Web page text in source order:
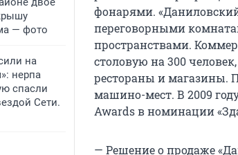
— фото
на
нерпа
спасли
Сети.
фонарями.
переговорными
пространствами.
столовую на 300
рестораны и магазины.
машино-мест. В 2009
Awards в номинации
— Решение о продаже